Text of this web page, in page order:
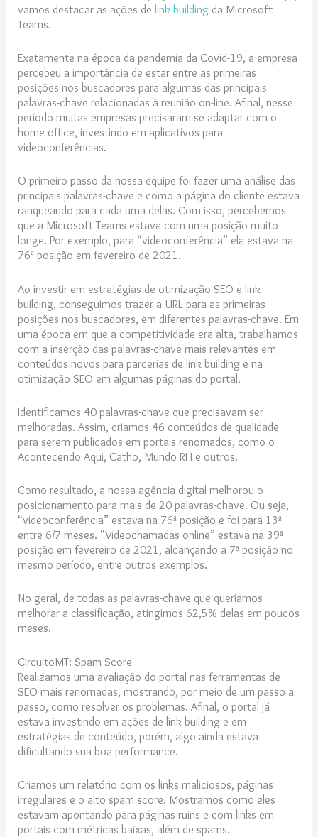
vamos destacar as ações delink building da Microsoft
Teams.
Exatamente na época da pandemia da Covid-19, a empresa
percebeu a importância de estar entre as primeiras
posições nos buscadores para algumas das principais
palavras-chave relacionadas à reunião on-line. Afinal, nesse
período muitas empresas precisaram se adaptar com o
home office, investindo em aplicativos para
videoconferências.
O primeiro passo da nossa equipe foi fazer uma análise das
principais palavras-chave e como a página do cliente estava
ranqueando para cada uma delas. Com isso, percebemos
que a Microsoft Teams estava com uma posição muito
longe. Por exemplo, para “videoconferência” ela estava na
76ª posição em fevereiro de 2021.
Ao investir em estratégias de otimização SEO e link
building, conseguimos trazer a URL para as primeiras
posições nos buscadores, em diferentes palavras-chave. Em
uma época em que a competitividade era alta, trabalhamos
com a inserção das palavras-chave mais relevantes em
conteúdos novos para parcerias de link building e na
otimização SEO em algumas páginas do portal.
Identificamos 40 palavras-chave que precisavam ser
melhoradas. Assim, criamos 46 conteúdos de qualidade
para serem publicados em portais renomados, como o
Acontecendo Aqui, Catho, Mundo RH e outros.
Como resultado, a nossa agência digital melhorou o
posicionamento para mais de 20 palavras-chave. Ou seja,
“videoconferência” estava na 76ª posição e foi para 13ª
entre 6/7 meses. “Videochamadas online” estava na 39ª
posição em fevereiro de 2021, alcançando a 7ª posição no
mesmo período, entre outros exemplos.
No geral, de todas as palavras-chave que queríamos
melhorar a classificação, atingimos 62,5% delas em poucos
meses.
CircuitoMT: Spam Score
Realizamos uma avaliação do portal nas ferramentas de
SEO mais renomadas, mostrando, por meio de um passo a
passo, como resolver os problemas. Afinal, o portal já
estava investindo em ações de link building e em
estratégias de conteúdo, porém, algo ainda estava
dificultando sua boa performance.
Criamos um relatório com os links maliciosos, páginas
irregulares e o alto spam score. Mostramos como eles
estavam apontando para páginas ruins e com links em
portais com métricas baixas, além de spams.